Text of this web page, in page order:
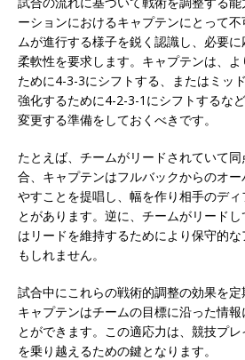
ーションにおけるキャプテンにとって
ムが進行する様子を鋭く認識し、必要
柔軟性を要求します。キャプテンは、
ために4-3-3にシフトする、またはミッ
強化するために4-2-3-1にシフトするな
変更する準備をしておくべきです。
たとえば、チームがリードされていて
合、キャプテンはフルバックからのオ
やすことを提唱し、幅を作り相手のデ
とがあります。逆に、チームがリード
はリードを維持するためにより保守的
もしれません。
試合中にこれらの戦術的調整の効果を定
キャプテンはチームの目標に沿った情
とができます。この適応力は、競技プ
を乗り越えるための鍵となります。